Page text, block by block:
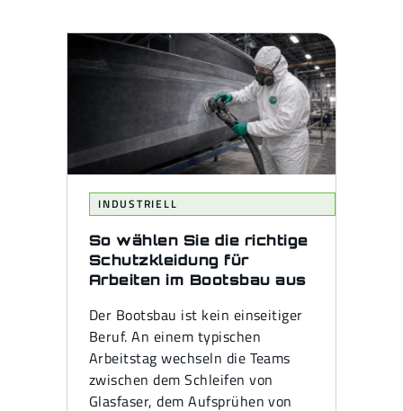
INDUSTRIELL
So wählen Sie die richtige
Schutzkleidung für
Arbeiten im Bootsbau aus
Der Bootsbau ist kein einseitiger
Beruf. An einem typischen
Arbeitstag wechseln die Teams
zwischen dem Schleifen von
Glasfaser, dem Aufsprühen von